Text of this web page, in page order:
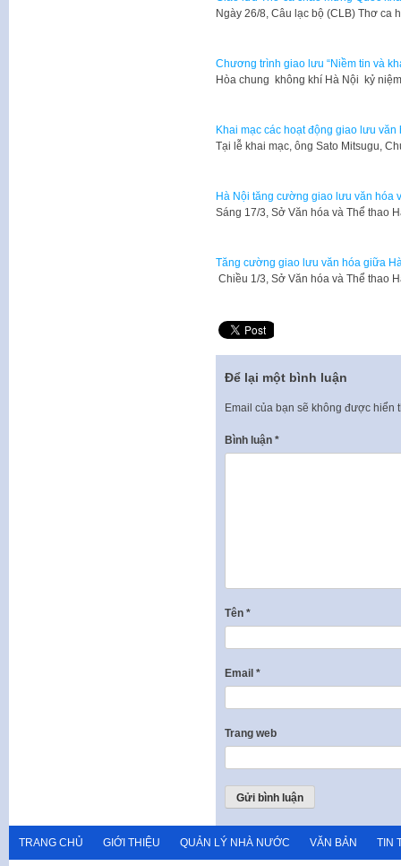
Ngày 26/8, Câu lạc bộ (CLB) Thơ
Chương trình giao lưu “Niềm tin và
Hòa chung không khí Hà Nội kỷ
Khai mạc các hoạt động giao lưu văn
Tại lễ khai mạc, ông Sato Mitsugu,
Hà Nội tăng cường giao lưu văn hóa
Sáng 17/3, Sở Văn hóa và Thể thao
Tăng cường giao lưu văn hóa giữa
Chiều 1/3, Sở Văn hóa và Thể thao
Để lại một bình luận
Email của bạn sẽ không được hiển
Bình luận *
Tên *
Email *
Trang web
TRANG CHỦ GIỚI THIỆU QUẢN LÝ NHÀ NƯỚC VĂN BẢN TIN